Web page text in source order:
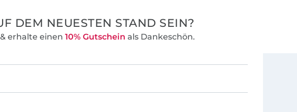
DEM NEUESTEN STAND SEIN?
erhalte einen 10% Gutschein als Dankeschön.